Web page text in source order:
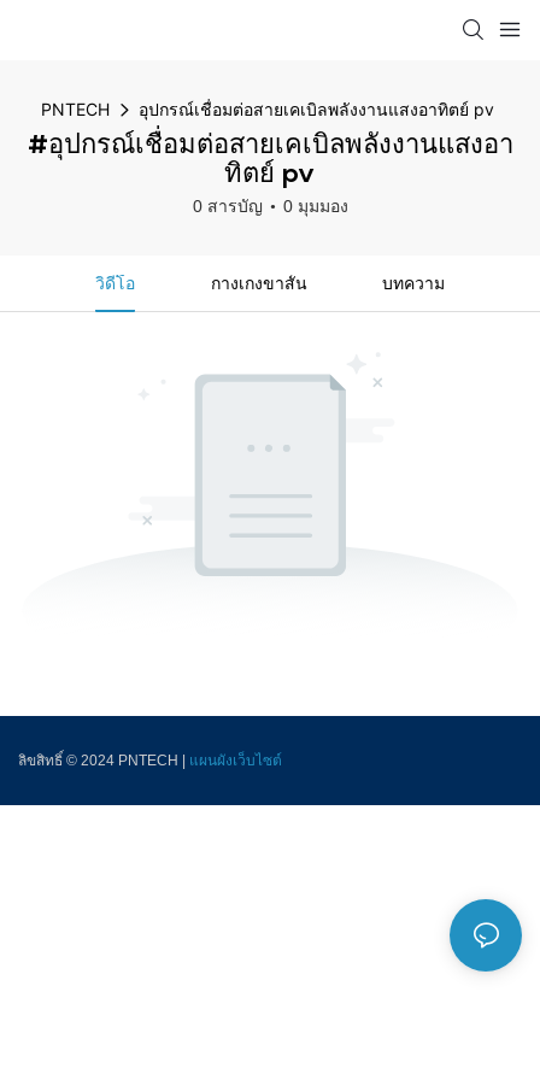
PNTECH อุปกรณ์เชื่อมต่อสายเคเบิลพลังงานแสงอาทิตย์ pv
#อุปกรณ์เชื่อมต่อสายเคเบิลพลังงานแสงอา
ทิตย์ pv
0 สารบัญ 0 มุมมอง
วิดีโอ กางเกงขาสั้น บทความ
ลิขสิทธิ์ © 2024 PNTECH | แผนผังเว็บไซต์